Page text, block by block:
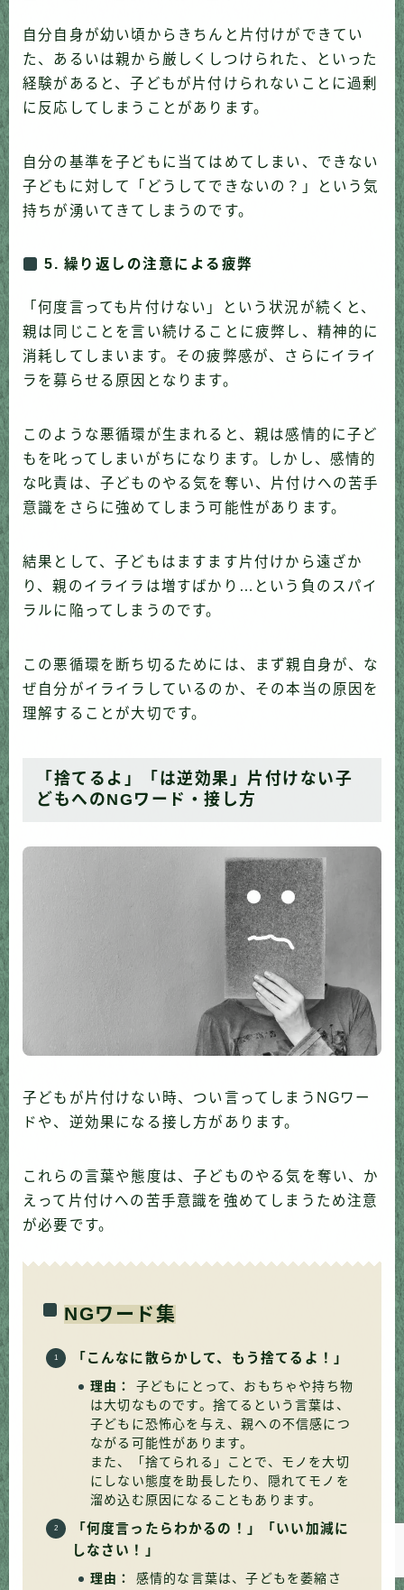
Follow Me
自分自身が幼い頃からきちんと片付けができてい
た、あるいは親から厳しくしつけられた、といった
経験があると、子どもが片付けられないことに過剰
に反応してしまうことがあります。
自分の基準を子どもに当てはめてしまい、できない
子どもに対して「どうしてできないの？」という気
持ちが湧いてきてしまうのです。
5. 繰り返しの注意による疲弊
「何度言っても片付けない」という状況が続くと、
親は同じことを言い続けることに疲弊し、精神的に
消耗してしまいます。その疲弊感が、さらにイライ
ラを募らせる原因となります。
このような悪循環が生まれると、親は感情的に子ど
もを叱ってしまいがちになります。しかし、感情的
な叱責は、子どものやる気を奪い、片付けへの苦手
意識をさらに強めてしまう可能性があります。
結果として、子どもはますます片付けから遠ざか
り、親のイライラは増すばかり…という負のスパイ
ラルに陥ってしまうのです。
この悪循環を断ち切るためには、まず親自身が、な
ぜ自分がイライラしているのか、その本当の原因を
理解することが大切です。
「捨てるよ」「は逆効果」片付けない子
どもへのNGワード・接し方
子どもが片付けない時、つい言ってしまうNGワー
ドや、逆効果になる接し方があります。
これらの言葉や態度は、子どものやる気を奪い、か
えって片付けへの苦手意識を強めてしまうため注意
が必要です。
NGワード集
「こんなに散らかして、もう捨てるよ！」
理由：
子どもにとって、おもちゃや持ち物
は大切なものです。捨てるという言葉は、
子どもに恐怖心を与え、親への不信感につ
ながる可能性があります。
また、「捨てられる」ことで、モノを大切
にしない態度を助長したり、隠れてモノを
溜め込む原因になることもあります。
「何度言ったらわかるの！」「いい加減に
しなさい！」
理由：
感情的な言葉は、子どもを萎縮さ